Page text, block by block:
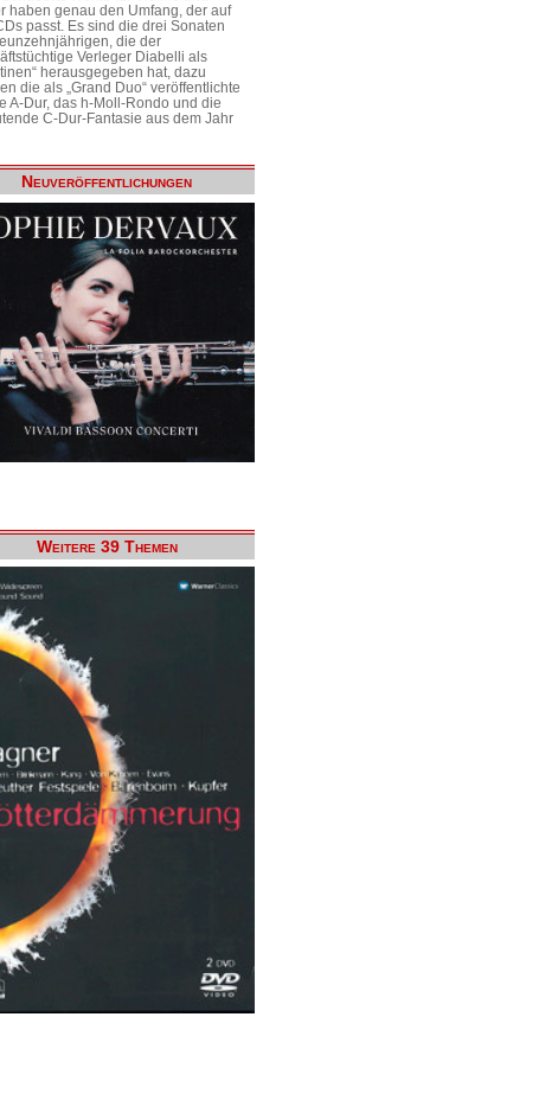
haben genau den Umfang, der auf
passt. Es sind die drei Sonaten
die der
Verleger Diabelli als
herausgegeben hat, dazu
die als „Grand Duo“ veröffentlichte
A-Dur, das h-Moll-Rondo und die
C-Dur-Fantasie aus dem Jahr
Neuveröffentlichungen
Weitere 39 Themen